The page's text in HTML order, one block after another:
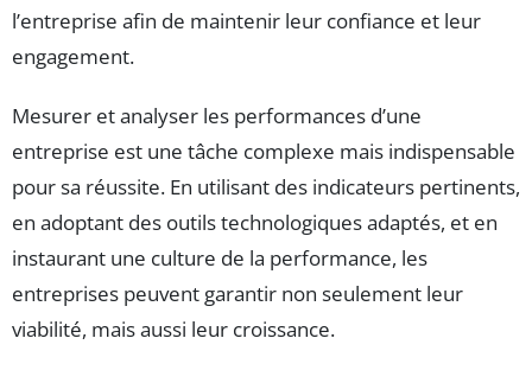
l’entreprise afin de maintenir leur confiance et leur
engagement.
Mesurer et analyser les performances d’une
entreprise est une tâche complexe mais indispensable
pour sa réussite. En utilisant des indicateurs pertinents,
en adoptant des outils technologiques adaptés, et en
instaurant une culture de la performance, les
entreprises peuvent garantir non seulement leur
viabilité, mais aussi leur croissance.